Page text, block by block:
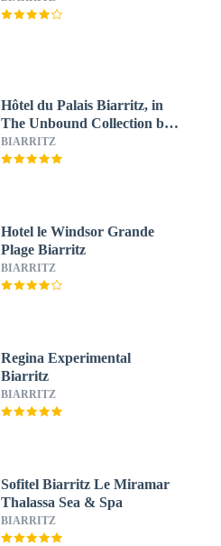
Hôtel du Palais Biarritz, in
The Unbound Collection by
Hyatt
BIARRITZ
Hotel le Windsor Grande
Plage Biarritz
BIARRITZ
Regina Experimental
Biarritz
BIARRITZ
Sofitel Biarritz Le Miramar
Thalassa Sea & Spa
BIARRITZ